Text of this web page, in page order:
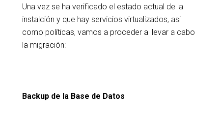
Una vez se ha verificado el estado actual de la
instalción y que hay servicios virtualizados, asi
como políticas, vamos a proceder a llevar a cabo
la migración:
Backup de la Base de Datos